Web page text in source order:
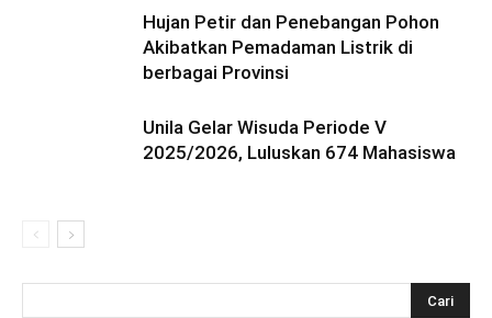
Hujan Petir dan Penebangan Pohon
Akibatkan Pemadaman Listrik di
berbagai Provinsi
Unila Gelar Wisuda Periode V
2025/2026, Luluskan 674 Mahasiswa